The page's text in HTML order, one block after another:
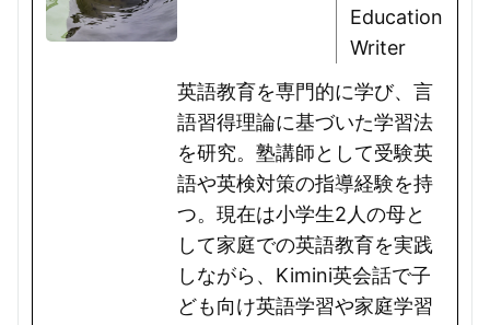
Education
Writer
英語教育を専門的に学び、言
語習得理論に基づいた学習法
を研究。塾講師として受験英
語や英検対策の指導経験を持
つ。現在は小学生2人の母と
して家庭での英語教育を実践
しながら、Kimini英会話で子
ども向け英語学習や家庭学習